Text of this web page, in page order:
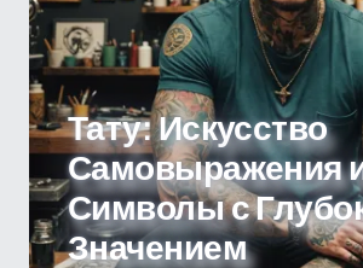
Тату: Искусство
Самовыражения
Символы с
Значением